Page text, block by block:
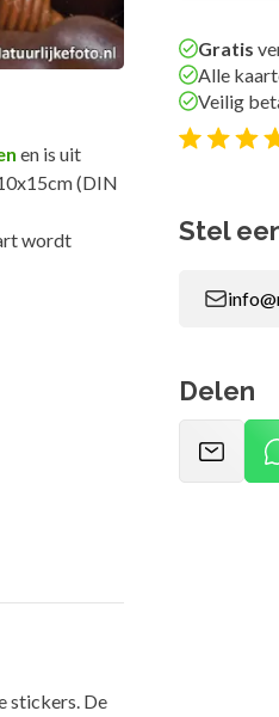
Gratis
Alle
Veilig
Stel
Delen
en is uit
(DIN
wordt
stickers. De